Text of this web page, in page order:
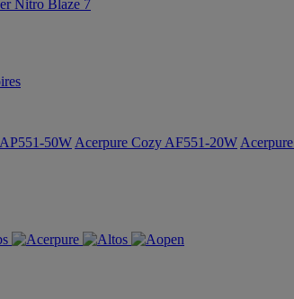
Nitro Blaze 7
50W Acerpure Cozy AF551-20W